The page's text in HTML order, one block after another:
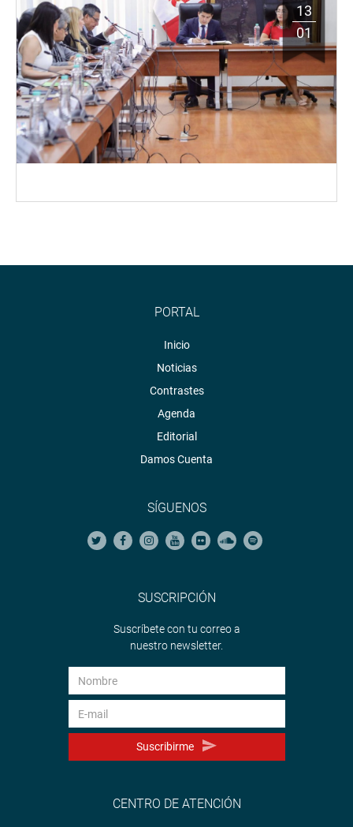
13
01
PORTAL
Inicio
Noticias
Contrastes
Agenda
Editorial
Damos Cuenta
SÍGUENOS
SUSCRIPCIÓN
Suscríbete con tu correo a
nuestro newsletter.
Suscribirme
CENTRO DE ATENCIÓN